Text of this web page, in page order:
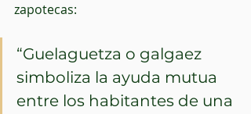
zapotecas:
“Guelaguetza o galgaez
simboliza la ayuda mutua
entre los habitantes de una